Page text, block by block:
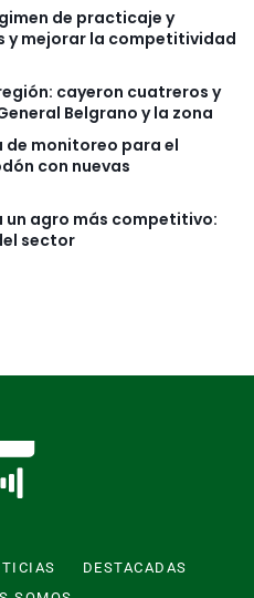
de practicaje y
y mejorar la competitividad
cayeron cuatreros y
Belgrano y la zona
de monitoreo para el
con nuevas
un agro más competitivo:
sector
DESTACADAS